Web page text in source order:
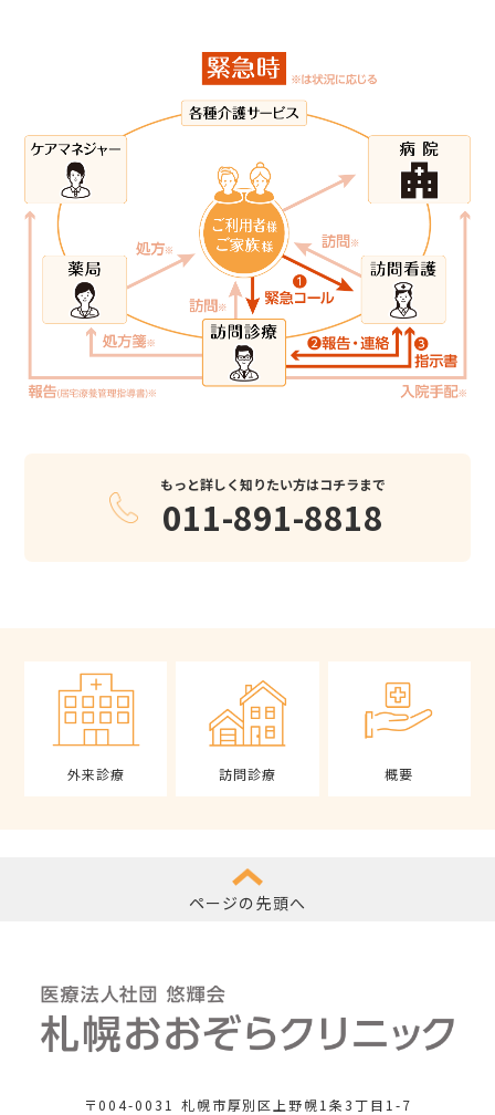
もっと詳しく知りたい方はコチラまで
011-891-8818
外来診療 訪問診療 概要
ページの先頭へ
〒004-0031
札幌市厚別区上野幌1条3丁目1-7